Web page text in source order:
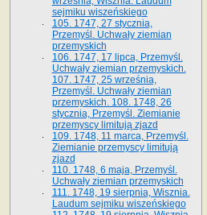
sejmiku wiszeńskiego
105. 1747, 27 stycznia,
Przemyśl. Uchwały ziemian
przemyskich
106. 1747, 17 lipca, Przemyśl.
Uchwały ziemian przemyskich.
107. 1747, 25 września,
Przemyśl. Uchwały ziemian
przemyskich. 108. 1748, 26
stycznia, Przemyśl. Ziemianie
przemyscy limitują zjazd
109. 1748, 11 marca, Przemyśl.
Ziemianie przemyscy limitują
zjazd
110. 1748, 6 maja, Przemyśl.
Uchwały ziemian przemyskich
111. 1748, 19 sierpnia, Wisznia.
Laudum sejmiku wiszeńskiego